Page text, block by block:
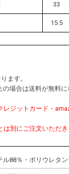
33
15.5
ます。
場合は送料が無料に
ジットカード・
は別にご注文いただ
ル88％・ポリウレタン